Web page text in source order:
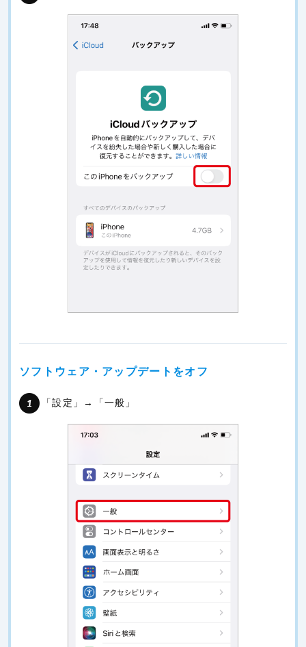
ソフトウェア・アップデートをオフ
「設定」→「一般」